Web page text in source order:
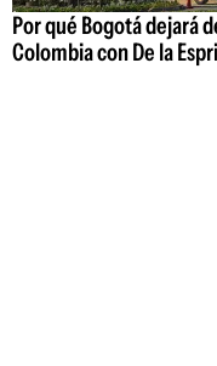
Por qué Bogotá dejará
Colombia con De la